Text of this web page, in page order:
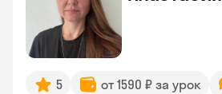
5 от 1590 ₽ за урок